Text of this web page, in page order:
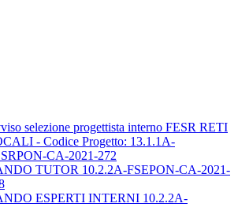
selezione progettista interno FESR RETI
- Codice Progetto: 13.1.1A-
CA-2021-272
TUTOR 10.2.2A-FSEPON-CA-2021-
ESPERTI INTERNI 10.2.2A-